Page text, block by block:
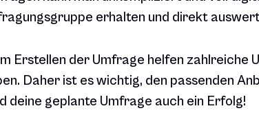
erhalten und direkt
Erstellen der Umfrage helfen zahlreiche
Daher ist es wichtig, den passenden
deine geplante Umfrage auch ein Erfolg!